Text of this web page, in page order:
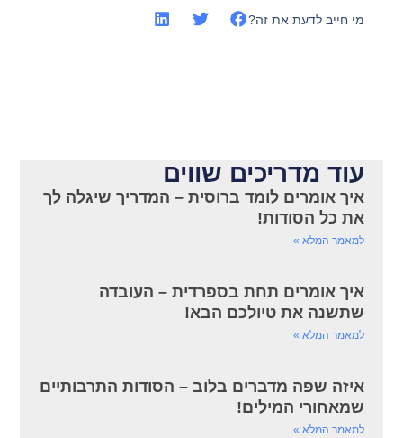
מי חייב לדעת את זה?
עוד מדריכים שווים
איך אומרים לומד ברוסית – המדריך שיגלה לך
את כל הסודות!
למאמר המלא »
איך אומרים תחת בספרדית – העובדה
שתשנה את טיולכם הבא!
למאמר המלא »
איזה שפה מדברים בלוב – הסודות התרבותיים
שמאחורי המילים!
למאמר המלא »